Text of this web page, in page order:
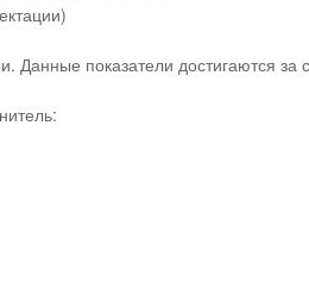
показатели достигаются за